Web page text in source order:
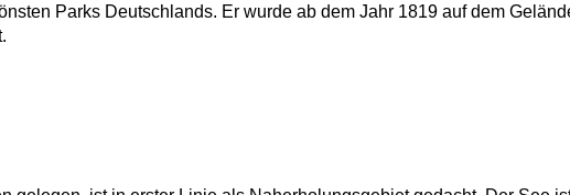
Parks Deutschlands. Er wurde ab dem Jahr 1819 auf dem